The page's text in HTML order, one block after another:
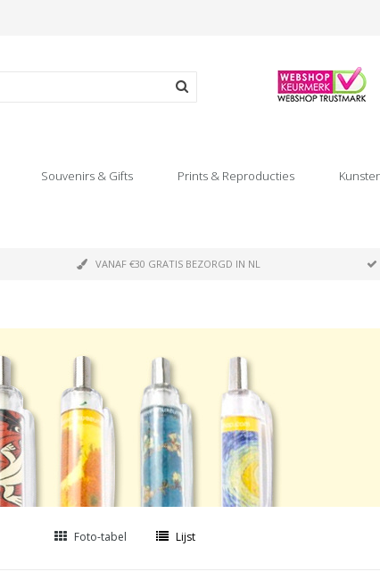
Souvenirs & Gifts Prints & Reproducties
VANAF €30 GRATIS BEZORGD IN NL
Foto-tabel Lijst